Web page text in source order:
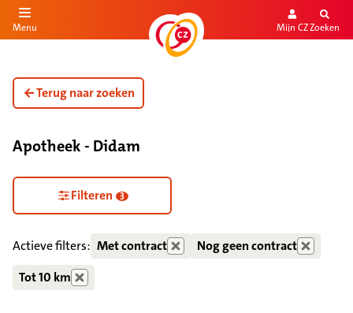
de inhoud
Menu Mijn CZZoeken
Terug naar zoeken
Apotheek - Didam
Zorgdiensten verborgen
Filteren 3
Actieve filters: Met contract
Nog geen contract
Tot 10 km